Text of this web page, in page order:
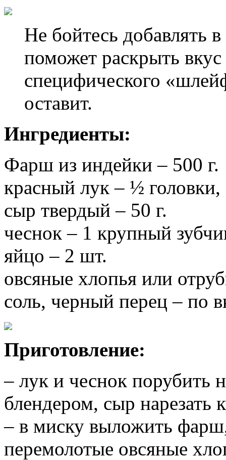
Не бойтесь добавлять
поможет раскрыть
специфического
оставит.
Ингредиенты:
Фарш из индейки – 500 г.
красный лук – ½ головки,
сыр твердый – 50 г.
чеснок – 1 крупный
яйцо – 2 шт.
овсяные хлопья или
соль, черный перец – по
Приготовление:
– лук и чеснок порубить
блендером, сыр нарезать
– в миску выложить
перемолотые овсяные